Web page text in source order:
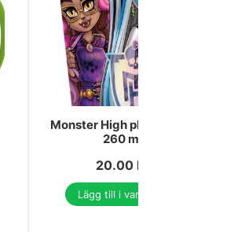
Monster High plastmugg,
260 ml
20.00 kr
Lägg till i varukorg